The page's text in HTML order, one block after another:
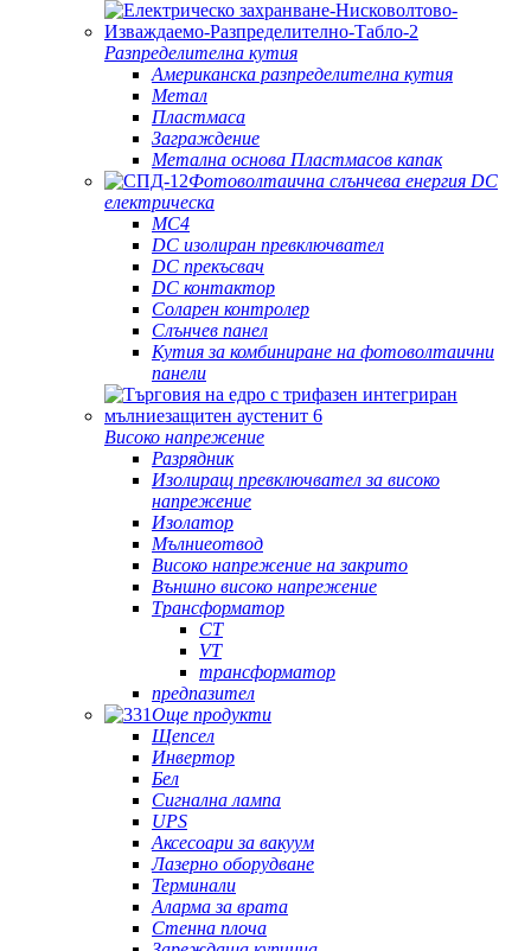
Разпределителна кутия
Американска разпределителна кутия
Метал
Пластмаса
Заграждение
Метална основа Пластмасов капак
Фотоволтаична слънчева енергия DC
електрическа
MC4
DC изолиран превключвател
DC прекъсвач
DC контактор
Соларен контролер
Слънчев панел
Кутия за комбиниране на фотоволтаични
панели
Високо напрежение
Разрядник
Изолиращ превключвател за високо
напрежение
Изолатор
Мълниеотвод
Високо напрежение на закрито
Външно високо напрежение
Трансформатор
CT
VT
трансформатор
предпазител
Още продукти
Щепсел
Инвертор
Бел
Сигнална лампа
UPS
Аксесоари за вакуум
Лазерно оборудване
Терминали
Аларма за врата
Стенна плоча